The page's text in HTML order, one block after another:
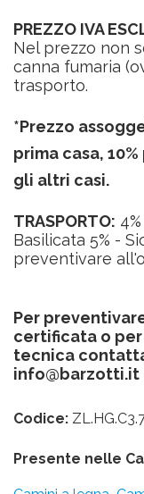
PREZZO IVA
Nel prezzo non
canna fumaria
trasporto.
*Prezzo
prima casa,
gli altri casi.
TRASPORTO:
Basilicata 5% -
preventivare
Per
certificata o
tecnica
info@barzotti.it
Codice:
Presente nelle